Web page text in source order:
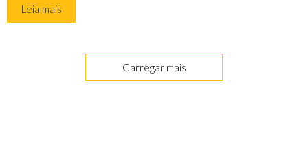
Leia mais
Carregar mais